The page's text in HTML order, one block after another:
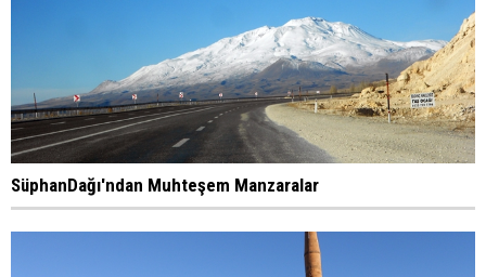
SüphanDağı'ndan Muhteşem Manzaralar